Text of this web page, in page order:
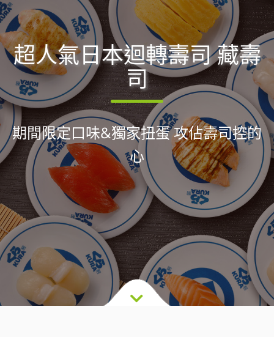
超人氣日本迴轉壽司 藏壽
司
期間限定口味&獨家扭蛋 攻佔壽司控的
心